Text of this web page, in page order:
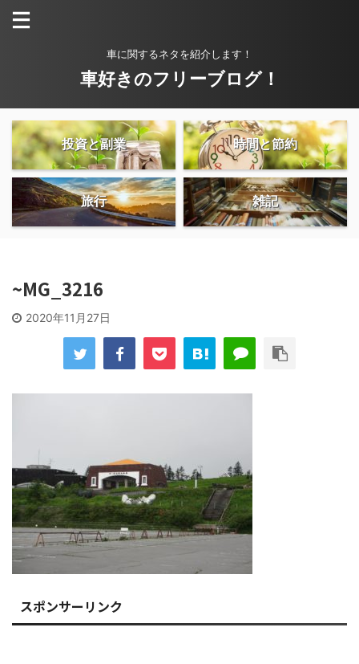
車に関するネタを紹介します！
車好きのフリーブログ！
投資と副業 時間と節約
旅行 雑記
~MG_3216
2020年11月27日
スポンサーリンク